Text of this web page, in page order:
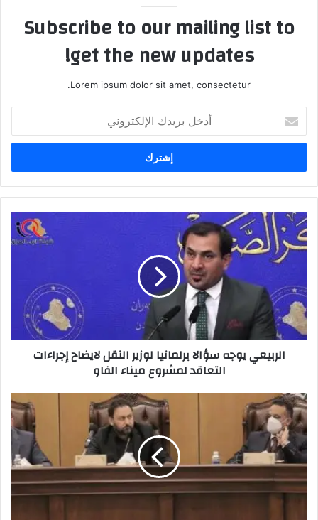
Subscribe to our mailing list to
get the new updates!
Lorem ipsum dolor sit amet, consectetur.
بريدك
الإلكتروني
الربيعي
يوجه
سؤالا
برلمانيا
النقل
لايضاح
إجراءات
التعاقد
لمشروعالربيعي يوجه سؤالا برلمانيا لوزير النقل لايضاح إجراءات
التعاقد لمشروع ميناء الفاو
أبرز
قرارات
الاجتماع
المشترك
لرئاسة
مع